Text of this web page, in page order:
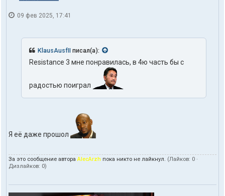
09 фев 2025, 17:41
KlausAusfII писал(а):
Resistance 3 мне понравилась, в 4ю часть бы с
радостью поиграл
Я её даже прошол
За это сообщение автораAlecArzh пока никто не лайкнул. (Лайков: 0 ·
Дизлайков: 0)